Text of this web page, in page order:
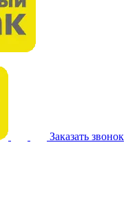
Заказать звонок